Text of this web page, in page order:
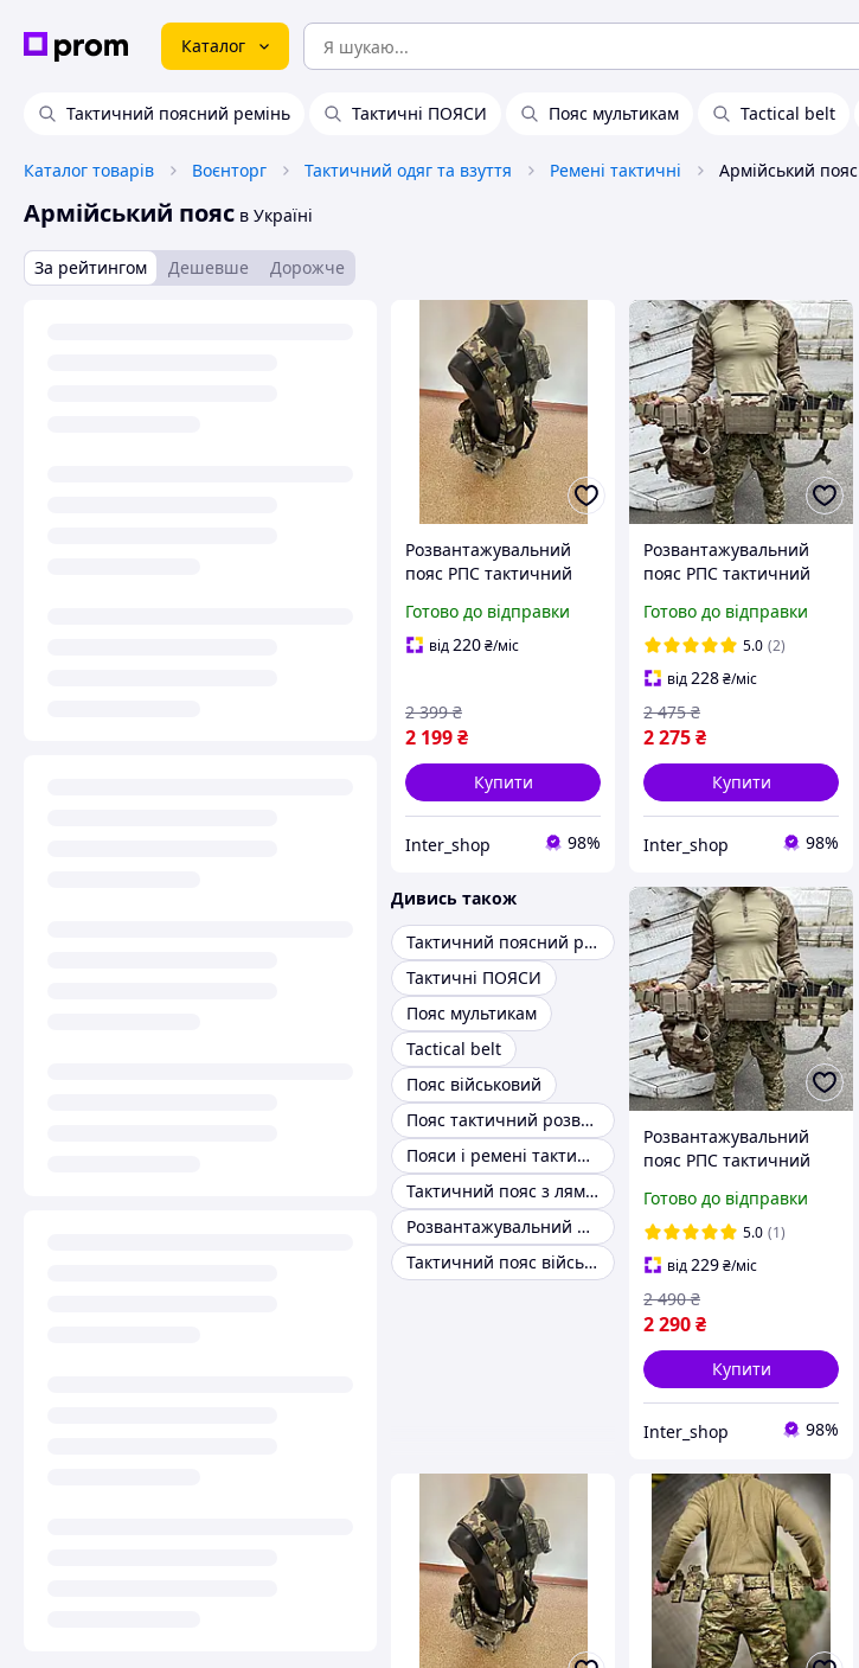
Каталог
Тактичний поясний ремінь Тактичні ПОЯСИ Пояс мультикам Tactical belt
Каталог товарів Воєнторг Тактичний одяг та взуття Ремені тактичні Армійський пояс
Армійський пояс в Україні
За рейтингом Дешевше Дорожче
Розвантажувальний
пояс РПС тактичний
армійський пояс для
ЗСУ Тактичний на 8
Готово до відправки
від220₴/міс
2 199₴
2 399 ₴
Купити
Inter_shop 98%
Розвантажувальний
пояс РПС тактичний
підсумками)
армійський пояс для
ЗСУ Тактичний на 8
підсумків
Готово до відправки
5.0 (2)
від228₴/міс
2 275₴
2 475 ₴
Купити
Inter_shop 98%
Дивись також
Тактичний поясний ремінь
Тактичні ПОЯСИ
Пояс мультикам
Tactical belt
Пояс військовий
Пояс тактичний розвантажувальний
Пояси і ремені тактичні військові
Тактичний пояс з лямками
Розвантажувальний пояс із лямками
Тактичний пояс військовий
Розвантажувальний
пояс РПС тактичний
підсумками)
армійський пояс для
ЗСУ Тактичний на 8
підсумків
Готово до відправки
5.0 (1)
від229₴/міс
2 290₴
2 490 ₴
Купити
Inter_shop 98%